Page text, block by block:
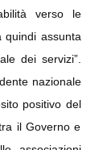
verso le
quindi assunta
dei servizi”.
nazionale
positivo del
il Governo e